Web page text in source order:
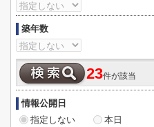
築年数
23件が該当
情報公開日
指定しない
本日